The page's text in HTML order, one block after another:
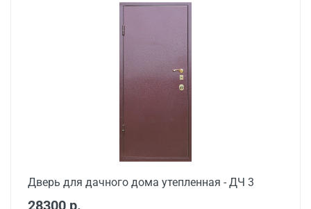
Дверь для дачного дома утепленная - ДЧ 3
28300 р.